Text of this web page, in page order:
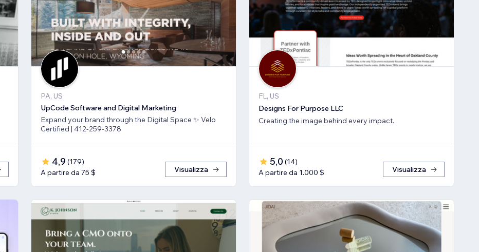
PA, US
UpCode Software and Digital Marketing
Expand your brand through the Digital Space ✨ Velo
Certified | 412-259-3378
4,9 (179)
A partire da 75 $
Visualizza
FL, US
Designs For Purpose LLC
Creating the image behind every impact.
5,0 (14)
A partire da 1.000 $
Visualizza